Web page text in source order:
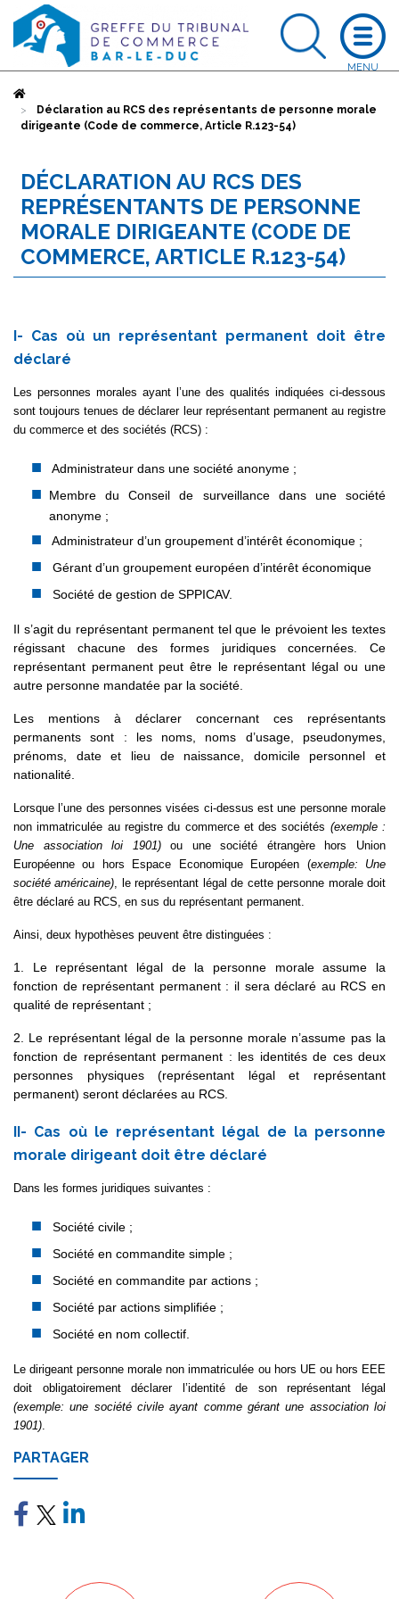
Déclaration au RCS des représentants de personne morale
dirigeante (Code de commerce, Article R.123-54)
DÉCLARATION AU RCS DES
REPRÉSENTANTS DE PERSONNE
MORALE DIRIGEANTE (CODE DE
COMMERCE, ARTICLE R.123-54)
I- Cas où un représentant permanent doit être
déclaré
Les personnes morales ayant l’une des qualités indiquées ci-dessous
sont toujours tenues de déclarer leur représentant permanent au registre
du commerce et des sociétés (RCS) :
Administrateur dans une société anonyme ;
Membre du Conseil de surveillance dans une société
anonyme ;
Administrateur d’un groupement d’intérêt économique ;
Gérant d’un groupement européen d’intérêt économique
Société de gestion de SPPICAV.
Il s’agit du représentant permanent tel que le prévoient les textes
régissant chacune des formes juridiques concernées. Ce
représentant permanent peut être le représentant légal ou une
autre personne mandatée par la société.
Les mentions à déclarer concernant ces représentants
permanents sont : les noms, noms d’usage, pseudonymes,
prénoms, date et lieu de naissance, domicile personnel et
nationalité.
Lorsque l’une des personnes visées ci-dessus est une personne morale
non immatriculée au registre du commerce et des sociétés (exemple :
Une association loi 1901)ou une société étrangère hors Union
Européenne ou hors Espace Economique Européen (exemple: Une
société américaine), le représentant légal de cette personne morale doit
être déclaré au RCS, en sus du représentant permanent.
Ainsi, deux hypothèses peuvent être distinguées :
1. Le représentant légal de la personne morale assume la
fonction de représentant permanent : il sera déclaré au RCS en
qualité de représentant ;
2. Le représentant légal de la personne morale n’assume pas la
fonction de représentant permanent : les identités de ces deux
personnes physiques (représentant légal et représentant
permanent) seront déclarées au RCS.
II- Cas où le représentant légal de la personne
morale dirigeant doit être déclaré
Dans les formes juridiques suivantes :
Société civile ;
Société en commandite simple ;
Société en commandite par actions ;
Société par actions simplifiée ;
Société en nom collectif.
Le dirigeant personne morale non immatriculée ou hors UE ou hors EEE
doit obligatoirement déclarer l’identité de son représentant légal
(exemple: une société civile ayant comme gérant une association loi
1901).
PARTAGER